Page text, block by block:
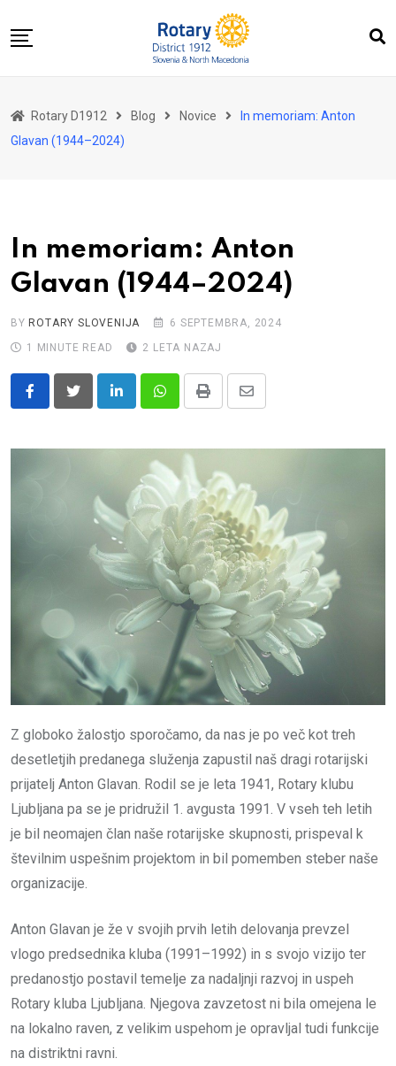
to
O nas
Kontakt
Rotary D1912 Blog Novice
In memoriam: Anton
Glavan (1944–2024)
In memoriam: Anton
Glavan (1944–2024)
BY ROTARY SLOVENIJA
6 SEPTEMBRA, 2024
1 MINUTE READ
2 LETA NAZAJ
LinkedInWhatsappPrint
Share
Email
Z globoko žalostjo sporočamo, da nas je po več kot treh
desetletjih predanega služenja zapustil naš dragi rotarijski
prijatelj Anton Glavan. Rodil se je leta 1941, Rotary klubu
Ljubljana pa se je pridružil 1. avgusta 1991. V vseh teh letih
je bil neomajen član naše rotarijske skupnosti, prispeval k
številnim uspešnim projektom in bil pomemben steber naše
organizacije.
Anton Glavan je že v svojih prvih letih delovanja prevzel
vlogo predsednika kluba (1991–1992) in s svojo vizijo ter
predanostjo postavil temelje za nadaljnji razvoj in uspeh
Rotary kluba Ljubljana. Njegova zavzetost ni bila omejena le
na lokalno raven, z velikim uspehom je opravljal tudi funkcije
na distriktni ravni.